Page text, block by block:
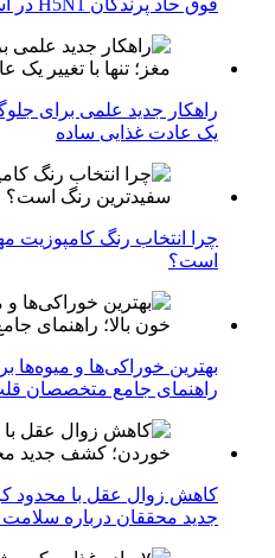
فوق حاد پرندگان H5N1 در استرالیا
راهکار جدید علمی برای
یک عادت غذایی ساده
چرا انتخاب رنگ کامپوزیت
است؟
بهترین خوراکی‌ها و میوه‌ها
راهنمای جامع متخصصان
کاهش زوال عقل با محدود
جدید محققان درباره سلامت